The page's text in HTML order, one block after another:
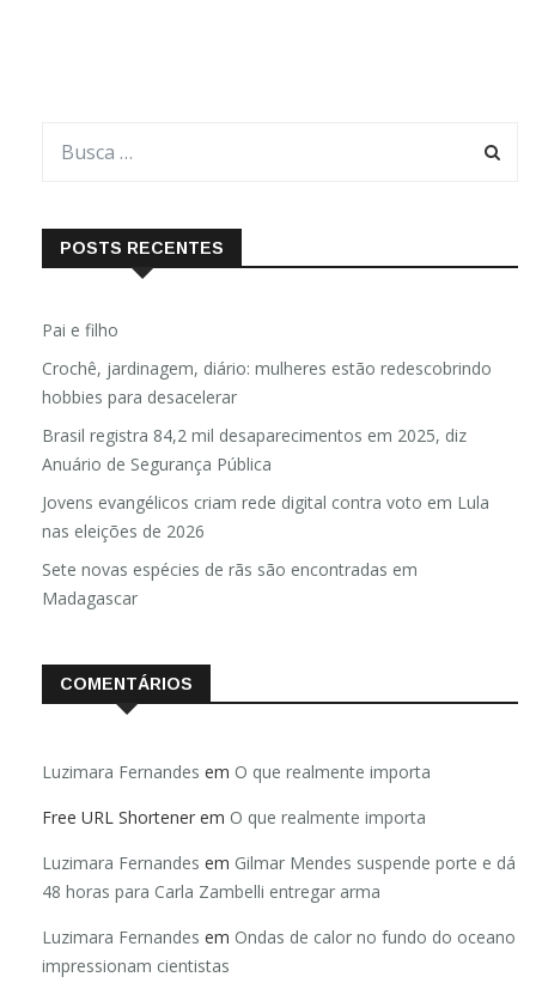
POSTS RECENTES
Pai e filho
Crochê, jardinagem, diário: mulheres estão redescobrindo
hobbies para desacelerar
Brasil registra 84,2 mil desaparecimentos em 2025, diz
Anuário de Segurança Pública
Jovens evangélicos criam rede digital contra voto em Lula
nas eleições de 2026
Sete novas espécies de rãs são encontradas em
Madagascar
COMENTÁRIOS
Luzimara Fernandes em O que realmente importa
Free URL Shortener em O que realmente importa
Luzimara Fernandes em Gilmar Mendes suspende porte e dá
48 horas para Carla Zambelli entregar arma
Luzimara Fernandes em Ondas de calor no fundo do oceano
impressionam cientistas